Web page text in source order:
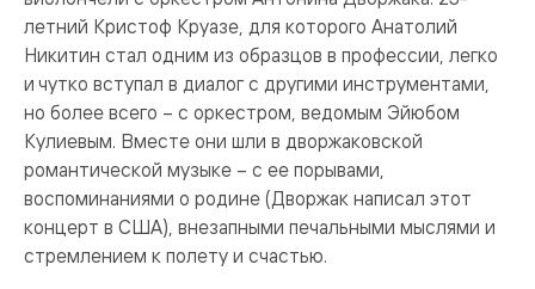
летний Кристоф Круазе, для которого Анатолий
Никитин стал одним из образцов в профессии, легко
и чутко вступал в диалог с другими инструментами,
но более всего – с оркестром, ведомым Эйюбом
Кулиевым. Вместе они шли в дворжаковской
романтической музыке – с ее порывами,
воспоминаниями о родине (Дворжак написал этот
концерт в США), внезапными печальными мыслями и
стремлением к полету и счастью.